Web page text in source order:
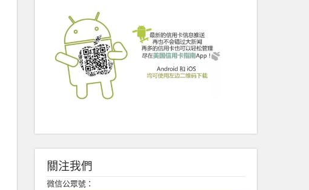
關注我們
微信公眾號：